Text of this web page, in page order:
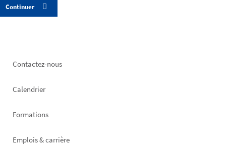
Footer
Contactez-nous
Calendrier
Formations
Emplois & carrière